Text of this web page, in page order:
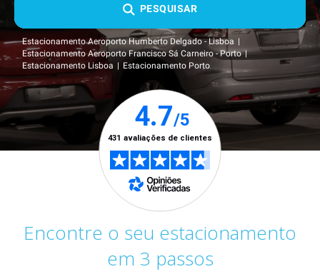
PESQUISAR
Estacionamento Aeroporto Humberto Delgado - Lisboa
Estacionamento Aeroporto Francisco Sá Carneiro - Porto
Estacionamento Lisboa
Estacionamento Porto
Encontre o seu estacionamento
em 3 passos